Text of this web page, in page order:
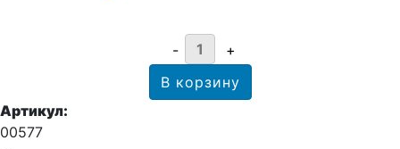
Артикул:
00577